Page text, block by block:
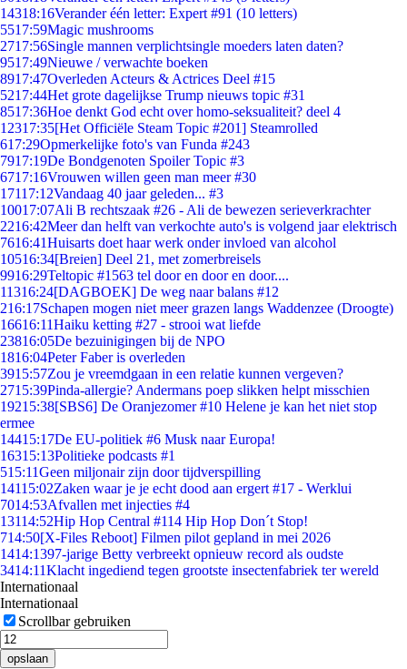
14318:16Verander één letter: Expert #91 (10 letters)
5517:59Magic mushrooms
2717:56Single mannen verplichtsingle moeders laten daten?
9517:49Nieuwe / verwachte boeken
8917:47Overleden Acteurs & Actrices Deel #15
5217:44Het grote dagelijkse Trump nieuws topic #31
8517:36Hoe denkt God echt over homo-seksualiteit? deel 4
12317:35[Het Officiële Steam Topic #201] Steamrolled
617:29Opmerkelijke foto's van Funda #243
7917:19De Bondgenoten Spoiler Topic #3
6717:16Vrouwen willen geen man meer #30
17117:12Vandaag 40 jaar geleden... #3
10017:07Ali B rechtszaak #26 - Ali de bewezen serieverkrachter
2216:42Meer dan helft van verkochte auto's is volgend jaar elektrisch
7616:41Huisarts doet haar werk onder invloed van alcohol
10516:34[Breien] Deel 21, met zomerbreisels
9916:29Teltopic #1563 tel door en door en door....
11316:24[DAGBOEK] De weg naar balans #12
216:17Schapen mogen niet meer grazen langs Waddenzee (Droogte)
16616:11Haiku ketting #27 - strooi wat liefde
23816:05De bezuinigingen bij de NPO
1816:04Peter Faber is overleden
3915:57Zou je vreemdgaan in een relatie kunnen vergeven?
2715:39Pinda-allergie? Andermans poep slikken helpt misschien
19215:38[SBS6] De Oranjezomer #10 Helene je kan het niet stop
ermee
14415:17De EU-politiek #6 Musk naar Europa!
16315:13Politieke podcasts #1
515:11Geen miljonair zijn door tijdverspilling
14115:02Zaken waar je je echt dood aan ergert #17 - Werklui
7014:53Afvallen met injecties #4
13114:52Hip Hop Central #114 Hip Hop Don´t Stop!
714:50[X-Files Reboot] Filmen pilot gepland in mei 2026
1414:1397-jarige Betty verbreekt opnieuw record als oudste
3414:11Klacht ingediend tegen grootste insectenfabriek ter wereld
Internationaal
Internationaal
Scrollbar gebruiken
opslaan